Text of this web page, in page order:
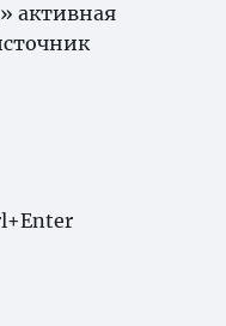
активная